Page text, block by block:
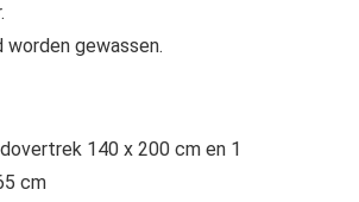
worden gewassen.
140 x 200 cm en 1
cm